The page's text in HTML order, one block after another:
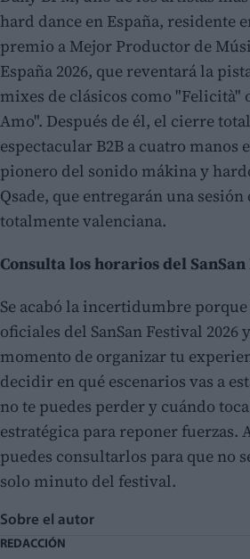
hard dance en España, residente
premio a Mejor Productor de
España 2026, que reventará la
mixes de clásicos como "Felicità"
Amo". Después de él, el cierre
espectacular B2B a cuatro manos
pionero del sonido mákina y
Qsade, que entregarán una
totalmente valenciana.
Consulta los horarios del
Se acabó la incertidumbre
oficiales del SanSan Festival 2026
momento de organizar tu
decidir en qué escenarios vas a
no te puedes perder y cuándo
estratégica para reponer fuerzas.
puedes consultarlos para que no
solo minuto del festival.
Sobre el autor
REDACCIÓN